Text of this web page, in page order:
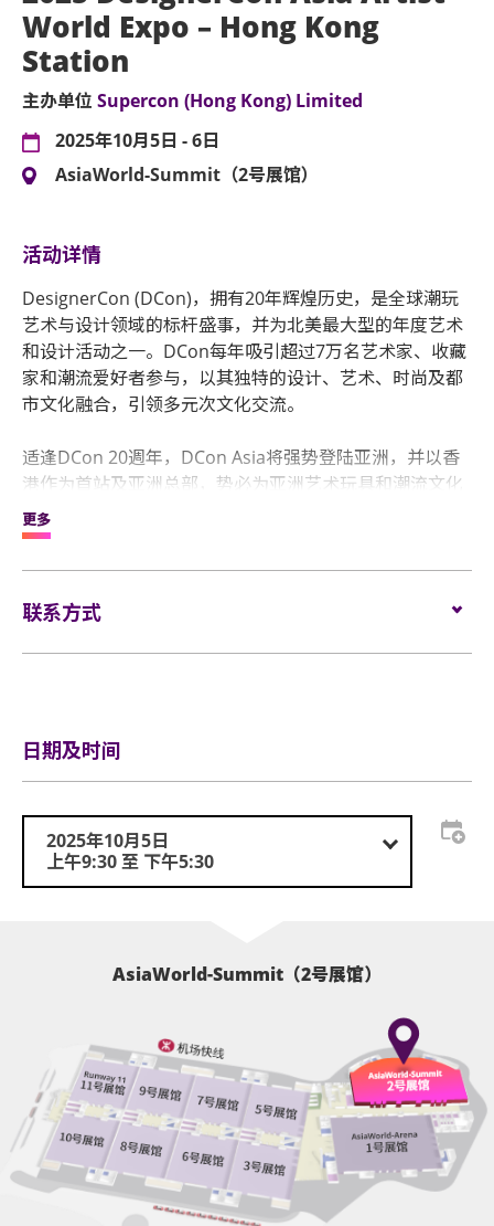
World Expo – Hong Kong
Station
主办单位 Supercon (Hong Kong) Limited
2025年10月5日 - 6日
AsiaWorld-Summit（2号展馆）
活动详情
DesignerCon (DCon)，拥有20年辉煌历史，是全球潮玩
艺术与设计领域的标杆盛事，并为北美最大型的年度艺术
和设计活动之一。DCon每年吸引超过7万名艺术家、收藏
家和潮流爱好者参与，以其独特的设计、艺术、时尚及都
市文化融合，引领多元次文化交流。
适逢DCon 20週年，DCon Asia将强势登陆亚洲，并以香
港作为首站及亚洲总部，势必为亚洲艺术玩具和潮流文化
市场树立新的里程碑。活动将于10月5日至6日举行，以流
行艺术和文化为主题，预计将汇聚超过200家来自香港及
步巩固其亚洲创意之都的地位。
携程：https://sdp.ctrip.com/?4coHGqd1843
更多
联系方式
日期及时间
2025年10月5日
上午9:30 至 下午5:30
AsiaWorld-Summit（2号展馆）